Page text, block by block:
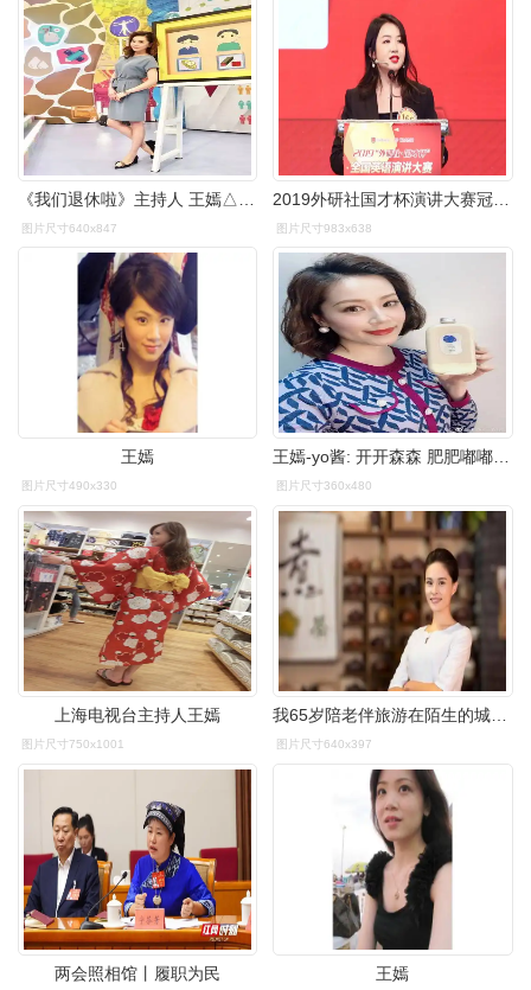
图片尺寸640x847 图片尺寸983x638
王嫣
图片尺寸490x330
王嫣-yo酱: 开开森森 肥肥嘟嘟 终于
图片尺寸360x480
上海电视台主持人王嫣
图片尺寸750x1001 图片尺寸640x397
两会照相馆丨履职为民 王嫣